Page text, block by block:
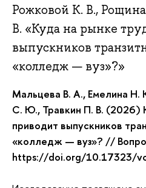
Рожковой К. В.,
В. «Куда на рынке
выпускников
«колледж — вуз»?»
Мальцева В. А., Емелина Н.
С. Ю., Травкин П. В. (2026)
приводит выпускников
«колледж — вуз»? //
https://doi.org/10.17323/